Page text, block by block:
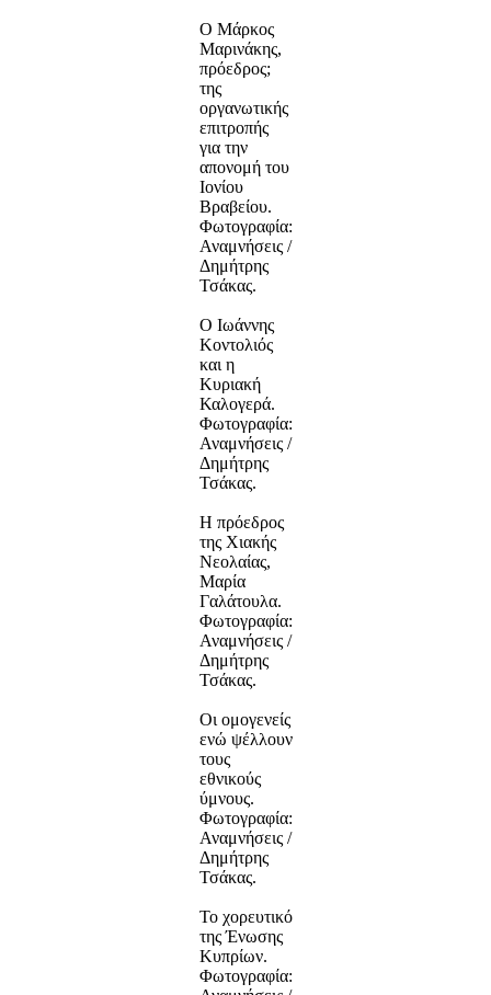
Ο Μάρκος
Μαρινάκης,
πρόεδρος;
της
οργανωτικής
επιτροπής
για την
απονομή του
Ιονίου
Βραβείου.
Φωτογραφία:
Αναμνήσεις /
Δημήτρης
Τσάκας.
Ο Ιωάννης
Κοντολιός
και η
Κυριακή
Καλογερά.
Φωτογραφία:
Αναμνήσεις /
Δημήτρης
Τσάκας.
Η πρόεδρος
της Χιακής
Νεολαίας,
Μαρία
Γαλάτουλα.
Φωτογραφία:
Αναμνήσεις /
Δημήτρης
Τσάκας.
Οι ομογενείς
ενώ ψέλλουν
τους
εθνικούς
ύμνους.
Φωτογραφία:
Αναμνήσεις /
Δημήτρης
Τσάκας.
Το χορευτικό
της Ένωσης
Κυπρίων.
Φωτογραφία: